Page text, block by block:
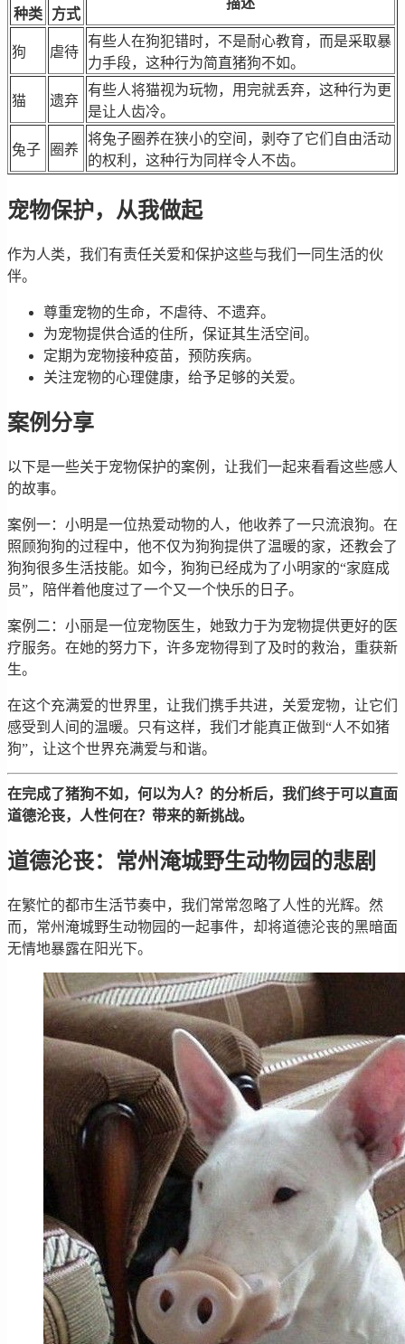
种类
方式
描述
狗 虐待
有些人在狗犯错时，不是耐心教育，而是采取暴
力手段，这种行为简直猪狗不如。
猫 遗弃
有些人将猫视为玩物，用完就丢弃，这种行为更
是让人齿冷。
兔子 圈养
将兔子圈养在狭小的空间，剥夺了它们自由活动
的权利，这种行为同样令人不齿。
宠物保护，从我做起
作为人类，我们有责任关爱和保护这些与我们一同生活的伙
伴。
尊重宠物的生命，不虐待、不遗弃。
为宠物提供合适的住所，保证其生活空间。
定期为宠物接种疫苗，预防疾病。
关注宠物的心理健康，给予足够的关爱。
案例分享
以下是一些关于宠物保护的案例，让我们一起来看看这些感人
的故事。
案例一：小明是一位热爱动物的人，他收养了一只流浪狗。在
照顾狗狗的过程中，他不仅为狗狗提供了温暖的家，还教会了
狗狗很多生活技能。如今，狗狗已经成为了小明家的“家庭成
员”，陪伴着他度过了一个又一个快乐的日子。
案例二：小丽是一位宠物医生，她致力于为宠物提供更好的医
疗服务。在她的努力下，许多宠物得到了及时的救治，重获新
生。
在这个充满爱的世界里，让我们携手共进，关爱宠物，让它们
感受到人间的温暖。只有这样，我们才能真正做到“人不如猪
狗”，让这个世界充满爱与和谐。
在完成了猪狗不如，何以为人？的分析后，我们终于可以直面
道德沦丧，人性何在？带来的新挑战。
道德沦丧：常州淹城野生动物园的悲剧
在繁忙的都市生活节奏中，我们常常忽略了人性的光辉。然
而，常州淹城野生动物园的一起事件，却将道德沦丧的黑暗面
无情地暴露在阳光下。